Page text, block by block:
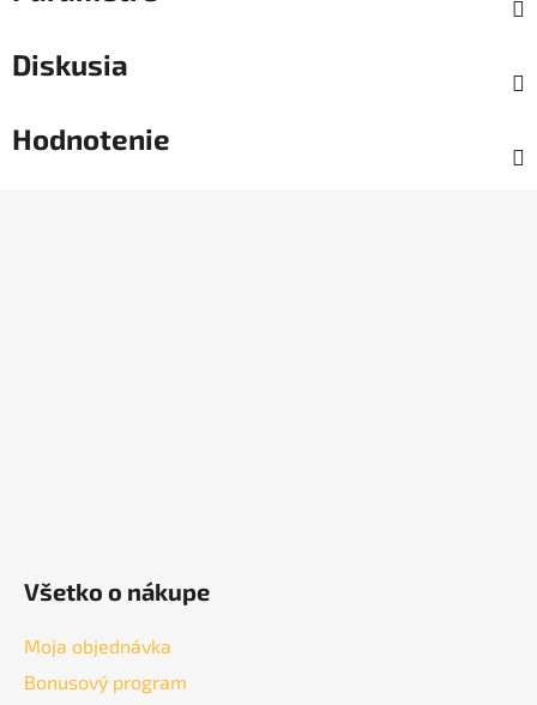
Diskusia
Hodnotenie
Všetko o nákupe
Moja objednávka
Bonusový program